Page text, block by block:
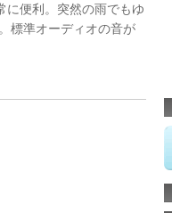
に便利。突然の雨でもゆ
標準オーディオの音が